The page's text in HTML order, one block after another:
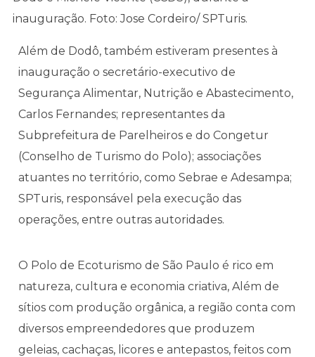
inauguração. Foto: Jose Cordeiro/ SPTuris.
Além de Dodô, também estiveram presentes à
inauguração o secretário-executivo de
Segurança Alimentar, Nutrição e Abastecimento,
Carlos Fernandes; representantes da
Subprefeitura de Parelheiros e do Congetur
(Conselho de Turismo do Polo); associações
atuantes no território, como Sebrae e Adesampa;
SPTuris, responsável pela execução das
operações, entre outras autoridades.
O Polo de Ecoturismo de São Paulo é rico em
natureza, cultura e economia criativa, Além de
sítios com produção orgânica, a região conta com
diversos empreendedores que produzem
geleias, cachaças, licores e antepastos, feitos com